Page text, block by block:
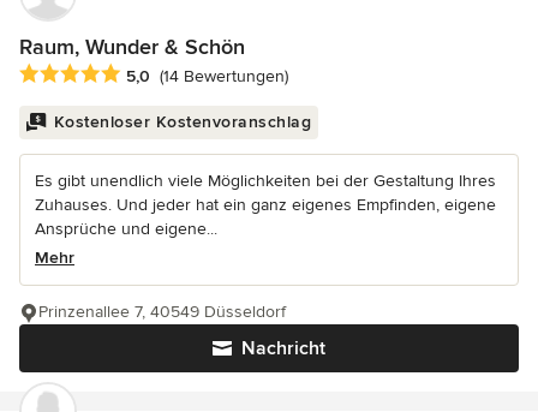
Raum, Wunder & Schön
Durchschnittliche Bewertung: 5 von 5 Sternen
5,0 (14 Bewertungen)
Kostenloser Kostenvoranschlag
Es gibt unendlich viele Möglichkeiten bei der Gestaltung Ihres
Zuhauses. Und jeder hat ein ganz eigenes Empfinden, eigene
Ansprüche und eigene...
Mehr
Nachricht
Prinzenallee 7, 40549 Düsseldorf